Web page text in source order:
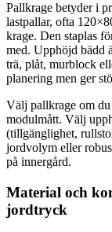
Pallkrage betyder i
lastpallar, ofta
krage. Den staplas
med. Upphöjd bädd
trä, plåt, murblock
planering men ger
Välj pallkrage om
modulmått. Välj
(tillgänglighet,
jordvolym eller
på innergård.
Material och
jordtryck